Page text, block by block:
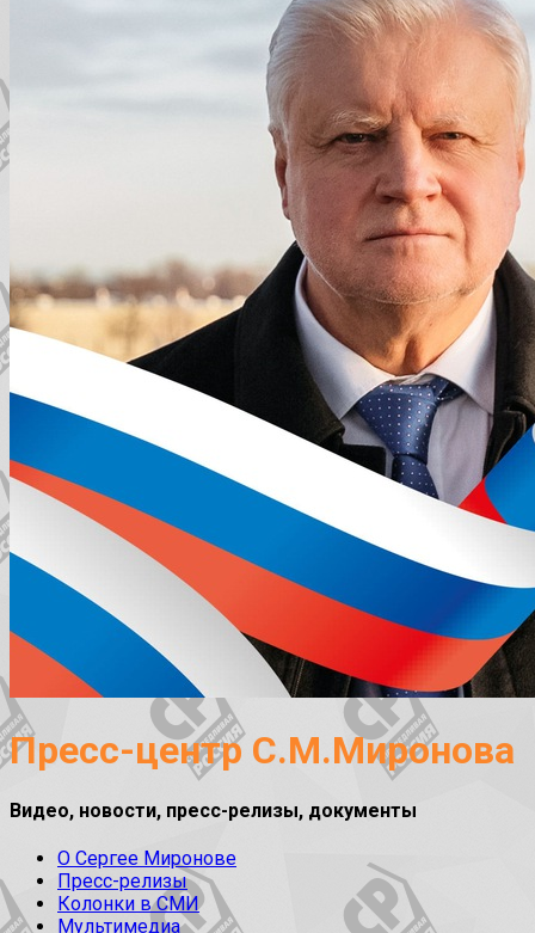
Пресс-центр С.М.Миронова
Видео, новости, пресс-релизы, документы
О Сергее Миронове
Пресс-релизы
Колонки в СМИ
Мультимедиа